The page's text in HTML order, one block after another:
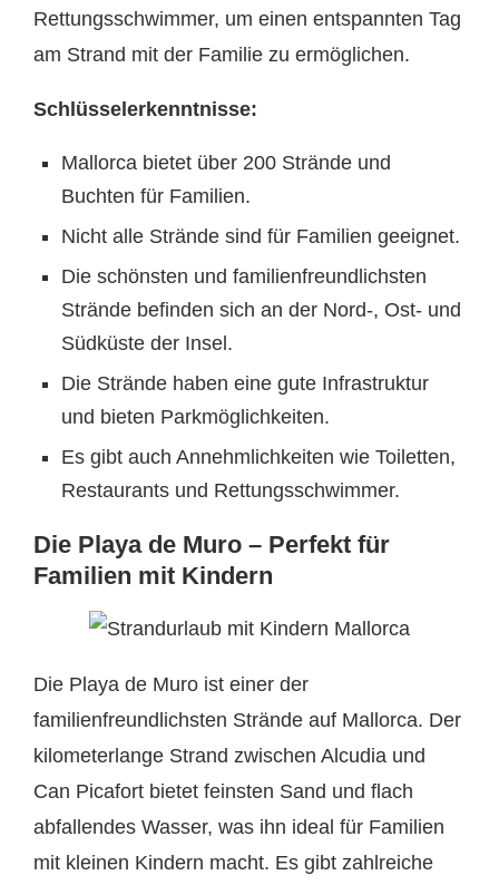
Rettungsschwimmer, um einen entspannten Tag
am Strand mit der Familie zu ermöglichen.
Schlüsselerkenntnisse:
Mallorca bietet über 200 Strände und
Buchten für Familien.
Nicht alle Strände sind für Familien geeignet.
Die schönsten und familienfreundlichsten
Strände befinden sich an der Nord-, Ost- und
Südküste der Insel.
Die Strände haben eine gute Infrastruktur
und bieten Parkmöglichkeiten.
Es gibt auch Annehmlichkeiten wie Toiletten,
Restaurants und Rettungsschwimmer.
Die Playa de Muro – Perfekt für
Familien mit Kindern
Die Playa de Muro ist einer der
familienfreundlichsten Strände auf Mallorca. Der
kilometerlange Strand zwischen Alcudia und
Can Picafort bietet feinsten Sand und flach
abfallendes Wasser, was ihn ideal für Familien
mit kleinen Kindern macht. Es gibt zahlreiche